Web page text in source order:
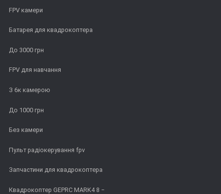
FPV камери
Батарея для квадрокоптера
До 3000 грн
FPV для навчання
З 6к камерою
До 1000 грн
Без камери
Пульт радіокерування fpv
Запчастини для квадрокоптера
Квадрокоптер GEPRC MARK4 8 −